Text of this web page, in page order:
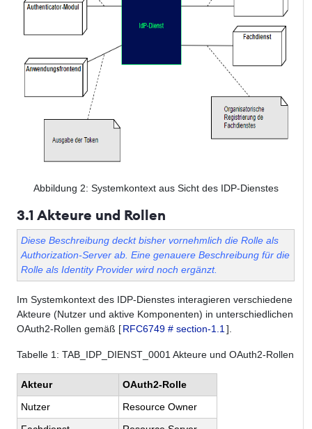
Abbildung 2: Systemkontext aus Sicht des IDP-Dienstes
3.1 Akteure und Rollen
Diese Beschreibung deckt bisher vornehmlich die Rolle als
Authorization-Server ab. Eine genauere Beschreibung für die
Rolle als Identity Provider wird noch ergänzt.
Im Systemkontext des IDP-Dienstes interagieren verschiedene
Akteure (Nutzer und aktive Komponenten) in unterschiedlichen
OAuth2-Rollen gemäß [RFC6749 # section-1.1 ].
Tabelle 1 : TAB_IDP_DIENST_0001 Akteure und OAuth2-Rollen
Akteur
OAuth2-Rolle
Nutzer
Resource Owner